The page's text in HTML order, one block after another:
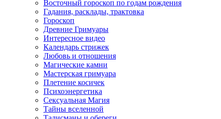
Восточный гороскоп по годам рождения
Гадания, расклады, трактовка
Гороскоп
Древние Гримуары
Интересное видео
Календарь стрижек
Любовь и отношения
Магические камни
Мастерская гримуара
Плетение косичек
Психоэнергетика
Сексуальная Магия
Тайны вселенной